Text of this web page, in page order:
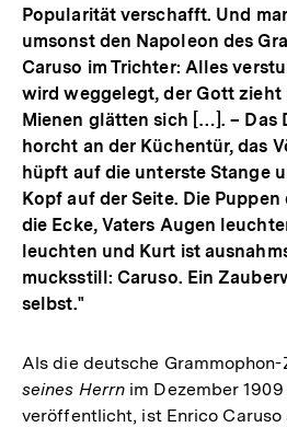
Popularität verschafft. Und
umsonst den Napoleon des
Caruso im Trichter: Alles
wird weggelegt, der Gott zieht
Mienen glätten sich […]. – Das
horcht an der Küchentür, das
hüpft auf die unterste Stange
Kopf auf der ­Seite. Die
die Ecke, Vaters Augen
leuchten und Kurt ist
mucksstill: Caruso. Ein
selbst."
Als die deutsche
seines Herrn im Dezember
veröffentlicht, ist Enrico Caruso